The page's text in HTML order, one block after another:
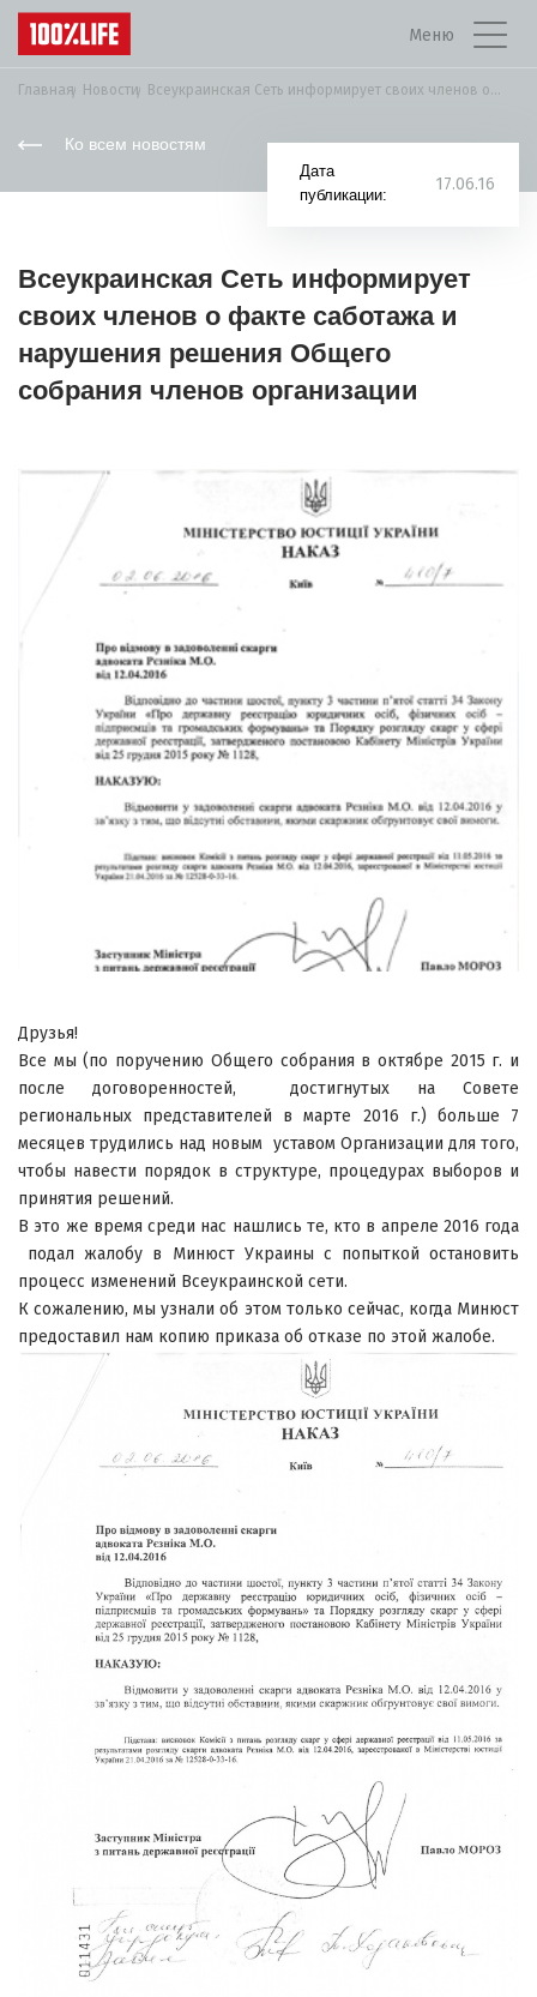
Меню
Главная Новости Всеукраинская Сеть информирует своих членов о факте...
Ко всем новостям
Дата
публикации:
17.06.16
Всеукраинская Сеть информирует
своих членов о факте саботажа и
нарушения решения Общего
собрания членов организации
Друзья!
Все мы (по поручению Общего собрания в октябре 2015 г. и
после договоренностей, достигнутых на Совете
региональных представителей в марте 2016 г.) больше 7
месяцев трудились над новым уставом Организации для того,
чтобы навести порядок в структуре, процедурах выборов и
принятия решений.
В это же время среди нас нашлись те, кто в апреле 2016 года
подал жалобу в Минюст Украины с попыткой остановить
процесс изменений Всеукраинской сети.
К сожалению, мы узнали об этом только сейчас, когда Минюст
предоставил нам копию приказа об отказе по этой жалобе.